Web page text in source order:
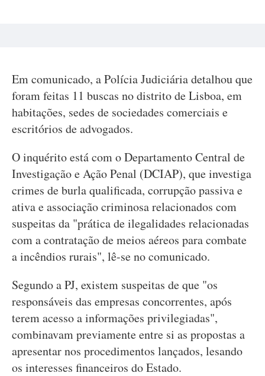
Em comunicado, a Polícia Judiciária detalhou que
foram feitas 11 buscas no distrito de Lisboa, em
habitações, sedes de sociedades comerciais e
escritórios de advogados.
O inquérito está com o Departamento Central de
Investigação e Ação Penal (DCIAP), que investiga
crimes de burla qualificada, corrupção passiva e
ativa e associação criminosa relacionados com
suspeitas da "prática de ilegalidades relacionadas
com a contratação de meios aéreos para combate
a incêndios rurais", lê-se no comunicado.
Segundo a PJ, existem suspeitas de que "os
responsáveis das empresas concorrentes, após
terem acesso a informações privilegiadas",
combinavam previamente entre si as propostas a
apresentar nos procedimentos lançados, lesando
os interesses financeiros do Estado.